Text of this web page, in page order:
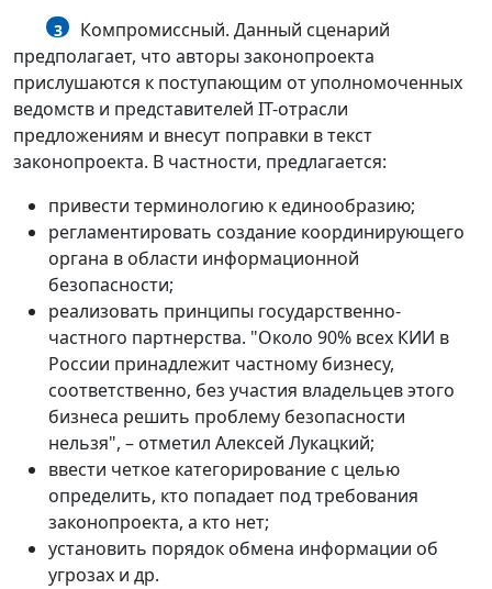
3
Компромиссный. Данный сценарий
предполагает, что авторы законопроекта
прислушаются к поступающим от уполномоченных
ведомств и представителей IT-отрасли
предложениям и внесут поправки в текст
законопроекта. В частности, предлагается:
привести терминологию к единообразию;
регламентировать создание координирующего
органа в области информационной
безопасности;
реализовать принципы государственно-
частного партнерства. "Около 90% всех КИИ в
России принадлежит частному бизнесу,
соответственно, без участия владельцев этого
бизнеса решить проблему безопасности
нельзя", – отметил Алексей Лукацкий;
ввести четкое категорирование с целью
определить, кто попадает под требования
законопроекта, а кто нет;
установить порядок обмена информации об
угрозах и др.